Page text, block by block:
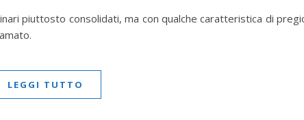
piuttosto consolidati, ma con qualche caratteristica di
LEGGI TUTTO